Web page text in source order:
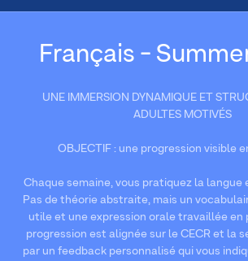
Français -
UNE IMMERSION DYNAMIQUE ET
ADULTES MOTIVÉS
OBJECTIF : une progression visible
Chaque semaine, vous pratiquez la langue
Pas de théorie abstraite, mais un
utile et une expression orale travaillée en
progression est alignée sur le CECR et la
par un feedback personnalisé qui vous